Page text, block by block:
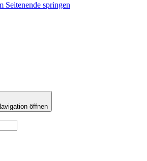
Seitenende springen
öffnen